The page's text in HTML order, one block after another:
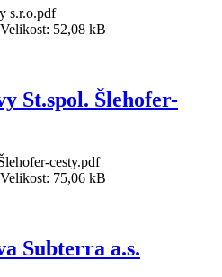
s.r.o.pdf
52,08 kB
St.spol. Šlehofer-
cesty.pdf
75,06 kB
Subterra a.s.